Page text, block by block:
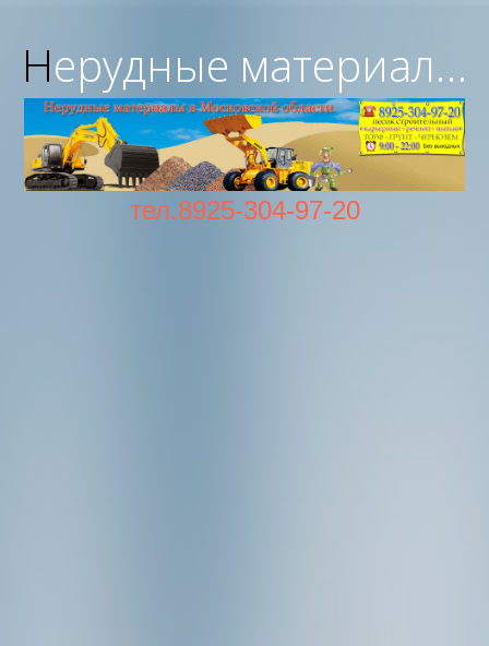
Нерудные материалы с доставкой в Московской области
тел.8925-304-97-20